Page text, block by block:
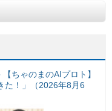
ちゃのまのAIプロト】
た！」（2026年8月6